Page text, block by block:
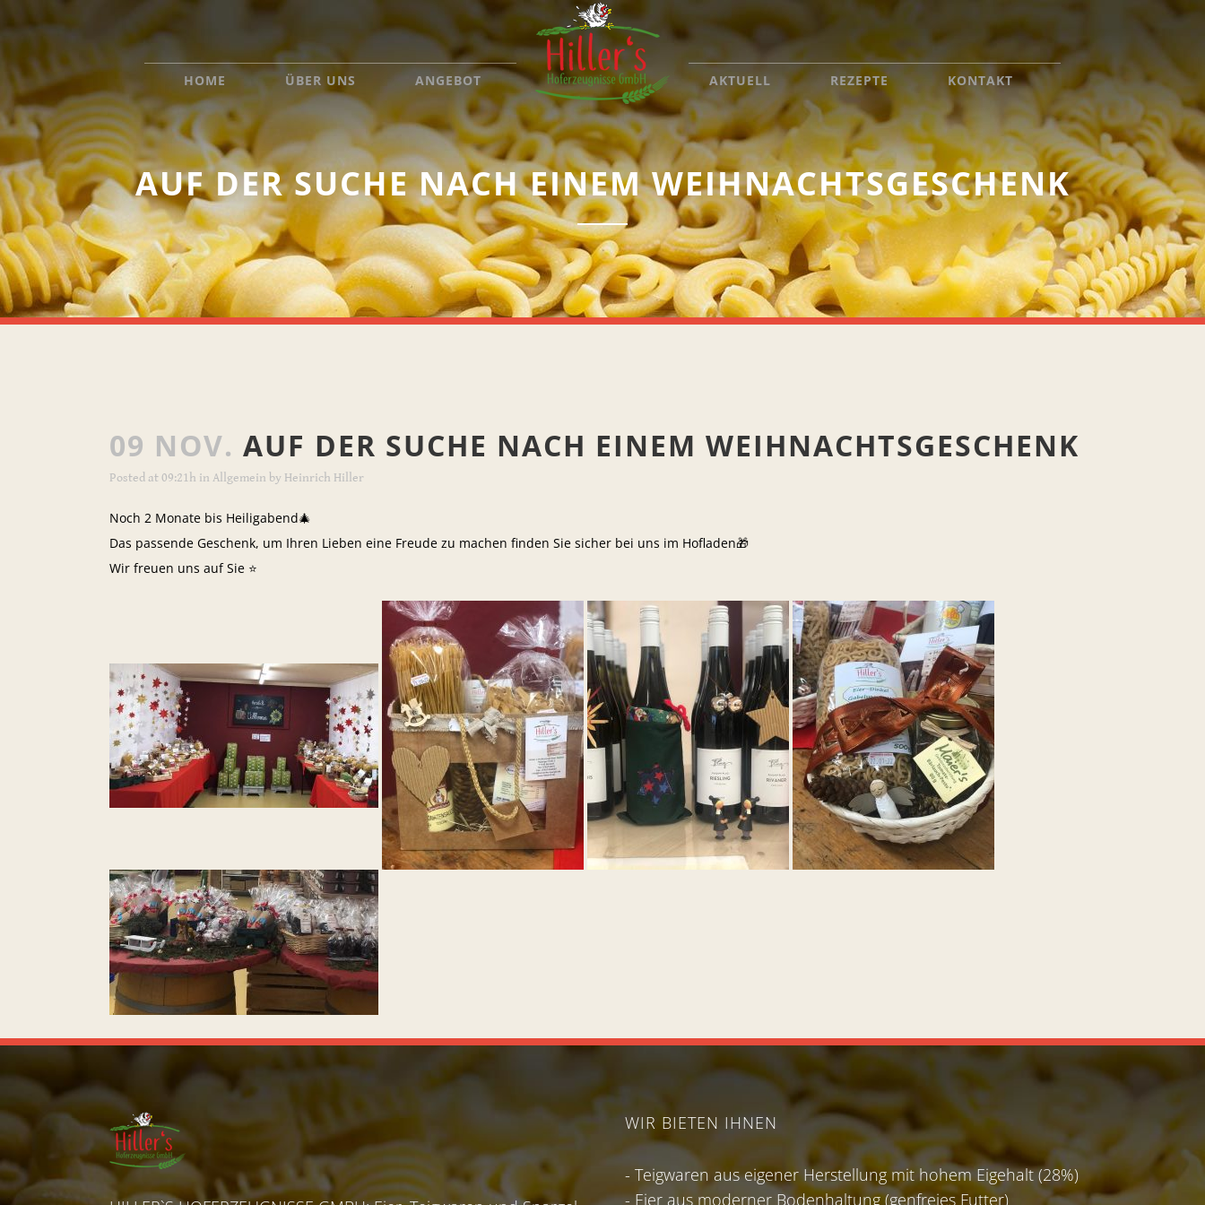
HOME ÜBER UNS ANGEBOT AKTUELL REZEPTE KONTAKT
AUF DER SUCHE NACH EINEM WEIHNACHTSGESCHENK
09 NOV. AUF DER SUCHE NACH EINEM WEIHNACHTSGESCHENK
Posted at 09:21h in Allgemein by Heinrich Hiller
Noch 2 Monate bis Heiligabend🎄
Das passende Geschenk, um Ihren Lieben eine Freude zu machen finden Sie sicher bei uns im Hofladen🎁
Wir freuen uns auf Sie ⭐️
WIR BIETEN IHNEN
- Teigwaren aus eigener Herstellung mit hohem Eigehalt (28%)
- Eier aus moderner Bodenhaltung (genfreies Futter)